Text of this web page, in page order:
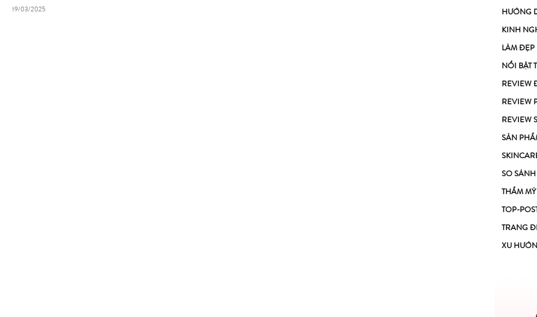
19/03/2025 HƯỚNG
KINH
LÀM ĐẸP
NỔI BẬT
REVIEW
REVIEW
REVIEW
SẢN
SO
THẨM MỸ
TOP-
TRANG
XU